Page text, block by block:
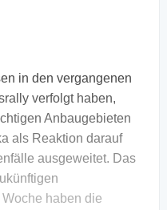
in den vergangenen
verfolgt haben,
Anbaugebieten
als Reaktion darauf
ausgeweitet. Das
haben die